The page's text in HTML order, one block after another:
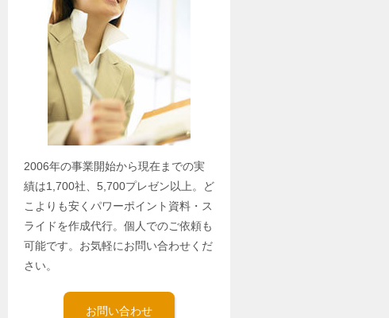
2006年の事業開始から現在までの実
績は1,700社、5,700プレゼン以上。ど
こよりも安くパワーポイント資料・ス
ライドを作成代行。個人でのご依頼も
可能です。お気軽にお問い合わせくだ
さい。
お問い合わせ